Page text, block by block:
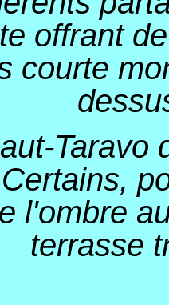
offrant
courte
Taravo
l'ombre
terrasse